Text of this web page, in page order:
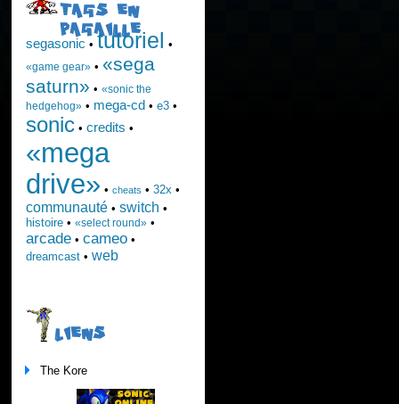
TAGS EN
PAGAILLE
segasonic • tutoriel •
«game gear»• «sega
saturn» • «sonic the
hedgehog»• mega-cd • e3•
sonic• credits •
«mega
drive» • cheats • 32x •
communauté• switch •
histoire• «select round»•
arcade• cameo•
dreamcast• web
LIENS
The Kore